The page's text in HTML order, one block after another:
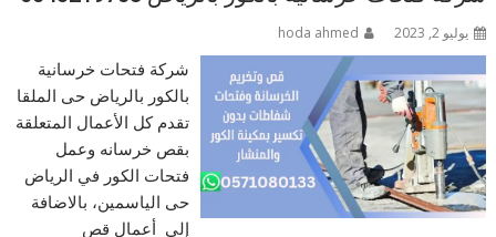
يوليو 2, 2023 hoda ahmed
شركة فتحات خرسانية
بالكور بالرياض حى الملقا
تقدم كل الأعمال المتعلقة
بقص خرسانه وعمل
فتحات الكور في الرياض
حى الياسمين، بالاضافة
إلى أعمال قص